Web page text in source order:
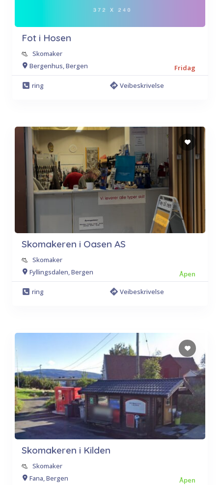
Fot i Hosen
Skomaker
Bergenhus, Bergen
Fridag
ring
Veibeskrivelse
Skomakeren i Oasen AS
Skomaker
Fyllingsdalen, Bergen
Åpen
ring
Veibeskrivelse
Skomakeren i Kilden
Skomaker
Fana, Bergen
Åpen